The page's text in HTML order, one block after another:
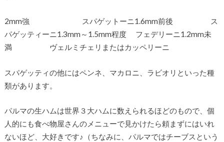
2mm強 スパゲットーニ1.6mm前後 ス
パゲッティーニ1.3mm～1.5mm程度 フェデリーニ1.2mm未
満 ヴェルミチェリまたはカッペリーニ
スパゲッティの他にはペンネ、マカロニ、ラビオリといった種
類があります。
パルマの生ハムは世界３大ハムに数えられるほどのもので、個
人的にも食べ物屋さんのメニューで見かけたら頼まずにはいれ
ないほど、大好きです♪（ちなみに、パルマではチーブスという